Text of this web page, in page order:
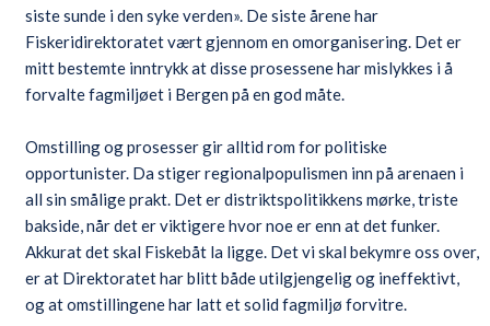
siste sunde i den syke verden». De siste årene har
Fiskeridirektoratet vært gjennom en omorganisering. Det er
mitt bestemte inntrykk at disse prosessene har mislykkes i å
forvalte fagmiljøet i Bergen på en god måte.
Omstilling og prosesser gir alltid rom for politiske
opportunister. Da stiger regionalpopulismen inn på arenaen i
all sin smålige prakt. Det er distriktspolitikkens mørke, triste
bakside, når det er viktigere hvor noe er enn at det funker.
Akkurat det skal Fiskebåt la ligge. Det vi skal bekymre oss over,
er at Direktoratet har blitt både utilgjengelig og ineffektivt,
og at omstillingene har latt et solid fagmiljø forvitre.